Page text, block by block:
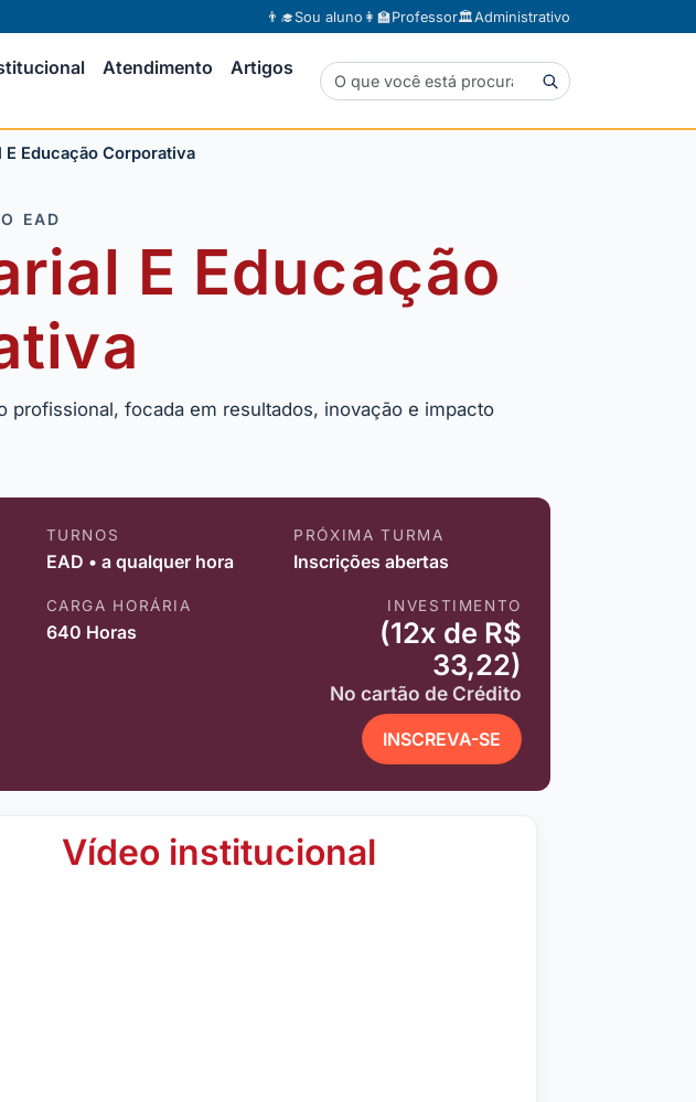
👨‍🎓Sou aluno 👩‍🏫Professor🏛️Administrativo
Atendimento Artigos
E Educação Corporativa
EAD
E Educação
profissional, focada em resultados, inovação e impacto
TURNOS
EAD • a qualquer hora
PRÓXIMA TURMA
Inscrições abertas
CARGA HORÁRIA
640 Horas
INVESTIMENTO
(12x de R$
33,22)
No cartão de Crédito
INSCREVA-SE
Vídeo institucional